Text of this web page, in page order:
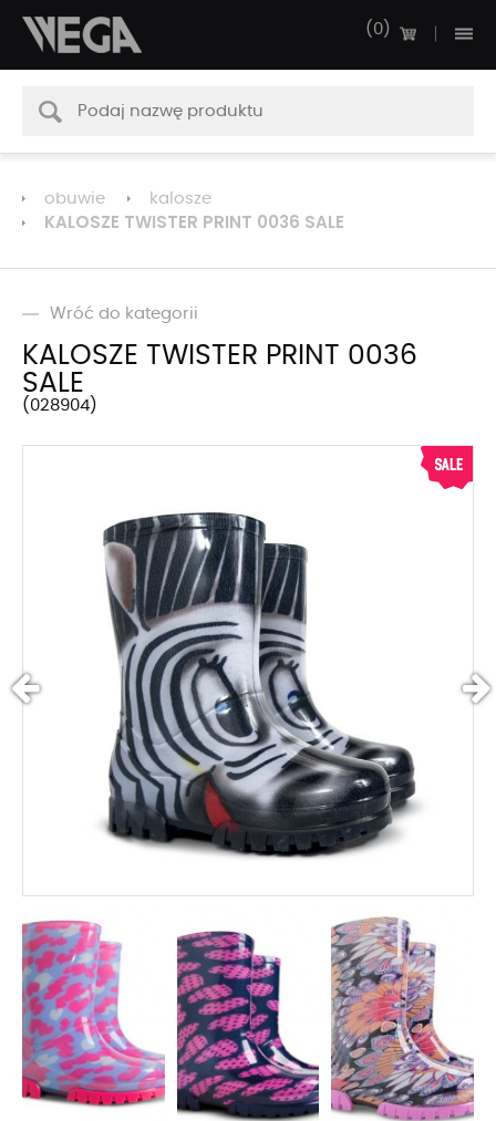
0
obuwie kalosze
KALOSZE TWISTER PRINT 0036 SALE
Wróć do kategorii
KALOSZE TWISTER PRINT 0036
SALE
028904